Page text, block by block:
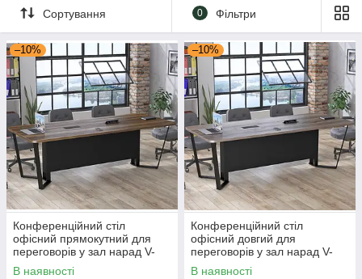
Сортування 0 Фільтри
–10%
Конференційний стіл
офісний прямокутний для
переговорів у зал нарад V-
240 Горіх Модена Loft design
В наявності
–10%
Конференційний стіл
офісний довгий для
переговорів у зал нарад V-
240 Дуб Палена Loft design
В наявності